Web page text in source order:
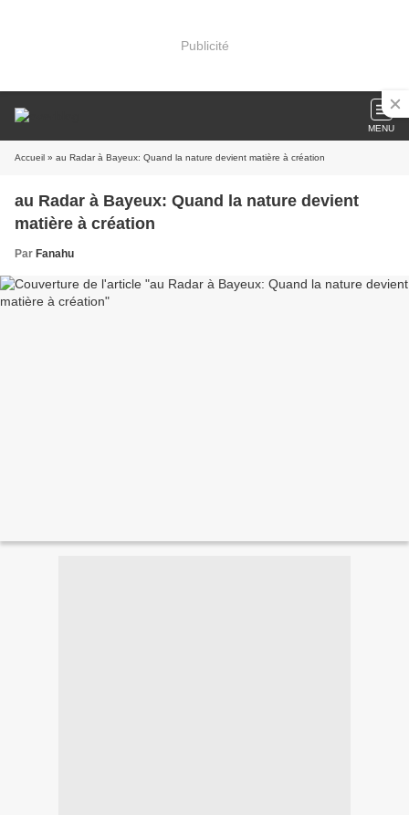
Publicité
MENU
Accueil » au Radar à Bayeux: Quand la nature devient matière à création
au Radar à Bayeux: Quand la nature devient
matière à création
Par Fanahu